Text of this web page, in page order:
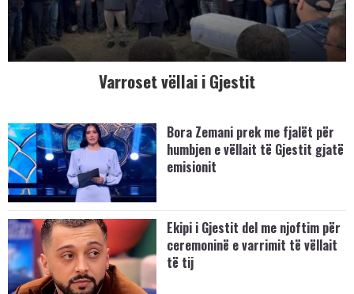
Varroset vëllai i Gjestit
Bora Zemani prek me fjalët për
humbjen e vëllait të Gjestit gjatë
emisionit
Ekipi i Gjestit del me njoftim për
ceremoninë e varrimit të vëllait
të tij